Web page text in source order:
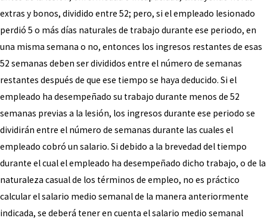
extras y bonos, dividido entre 52; pero, si el empleado lesionado
perdió 5 o más días naturales de trabajo durante ese periodo, en
una misma semana o no, entonces los ingresos restantes de esas
52 semanas deben ser divididos entre el número de semanas
restantes después de que ese tiempo se haya deducido. Si el
empleado ha desempeñado su trabajo durante menos de 52
semanas previas a la lesión, los ingresos durante ese periodo se
dividirán entre el número de semanas durante las cuales el
empleado cobró un salario. Si debido a la brevedad del tiempo
durante el cual el empleado ha desempeñado dicho trabajo, o de la
naturaleza casual de los términos de empleo, no es práctico
calcular el salario medio semanal de la manera anteriormente
indicada, se deberá tener en cuenta el salario medio semanal